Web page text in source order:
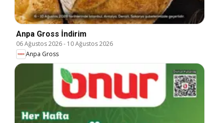
Anpa Gross İndirim
06 Ağustos 2026- 10 Ağustos 2026
Anpa Gross